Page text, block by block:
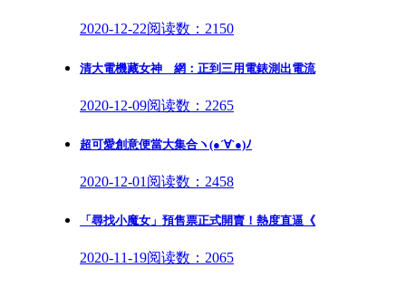
2020-12-22阅读数：2150
清大電機藏女神 網：正到三用電錶測出電流
2020-12-09阅读数：2265
超可愛創意便當大集合ヽ(●´∀`●)ﾉ
2020-12-01 阅读数：2458
「尋找小魔女」預售票正式開賣！熱度直逼《
2020-11-19阅读数：2065